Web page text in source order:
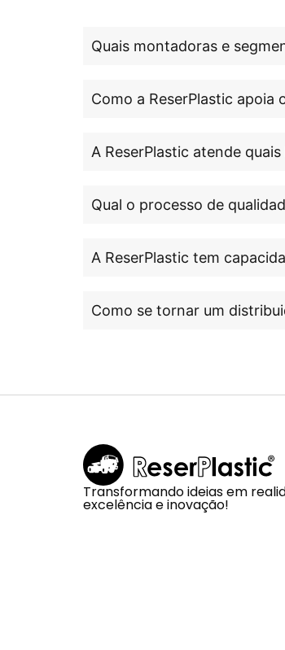
Quais montadoras e
Como a ReserPlastic
A ReserPlastic atende
Qual o processo de
A ReserPlastic tem
Como se tornar um
Transformando ideias em
excelência e inovação!